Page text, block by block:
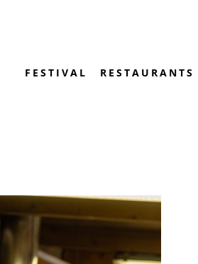
FESTIVAL RESTAURANTS